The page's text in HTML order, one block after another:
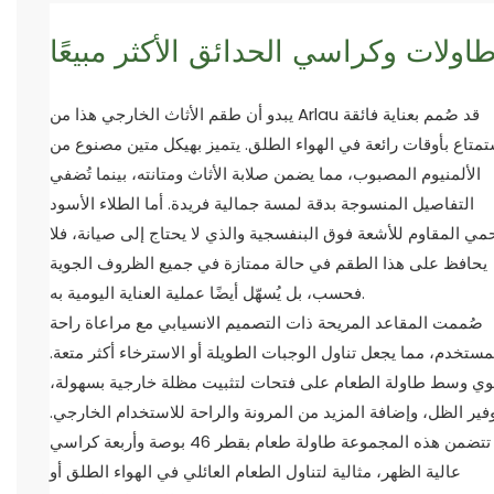
طاولات وكراسي الحدائق الأكثر مبيعًا
يبدو أن طقم الأثاث الخارجي هذا من Arlau قد صُمم بعناية فائقة
بأوقات رائعة في الهواء الطلق. يتميز بهيكل متين مصنوع من
الألمنيوم المصبوب، مما يضمن صلابة الأثاث ومتانته، بينما تُضفي
التفاصيل المنسوجة بدقة لمسة جمالية فريدة. أما الطلاء الأسود
المقاوم للأشعة فوق البنفسجية والذي لا يحتاج إلى صيانة، فلا
يحافظ على هذا الطقم في حالة ممتازة في جميع الظروف الجوية
فحسب، بل يُسهّل أيضًا عملية العناية اليومية به.
صُممت المقاعد المريحة ذات التصميم الانسيابي مع مراعاة راحة
مما يجعل تناول الوجبات الطويلة أو الاسترخاء أكثر متعة.
وسط طاولة الطعام على فتحات لتثبيت مظلة خارجية بسهولة،
الظل، وإضافة المزيد من المرونة والراحة للاستخدام الخارجي.
تتضمن هذه المجموعة طاولة طعام بقطر 46 بوصة وأربعة كراسي
عالية الظهر، مثالية لتناول الطعام العائلي في الهواء الطلق أو